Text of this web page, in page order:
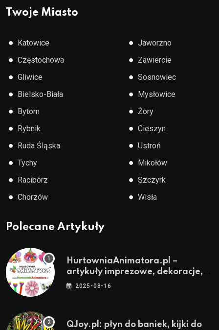
Twoje Miasto
● Katowice
● Częstochowa
● Gliwice
● Bielsko-Biała
● Bytom
● Rybnik
● Ruda Śląska
● Tychy
● Racibórz
● Chorzów
● Jaworzno
● Zawiercie
● Sosnowiec
● Mysłowice
● Żory
● Cieszyn
● Ustroń
● Mikołów
● Szczyrk
● Wisła
Polecane Artykuły
HurtowniaAnimatora.pl –
artykuły imprezowe, dekoracje,
stroje i akcesoria dla animatorów
2025-08-16
QJoy.pl: płyn do baniek, kijki do